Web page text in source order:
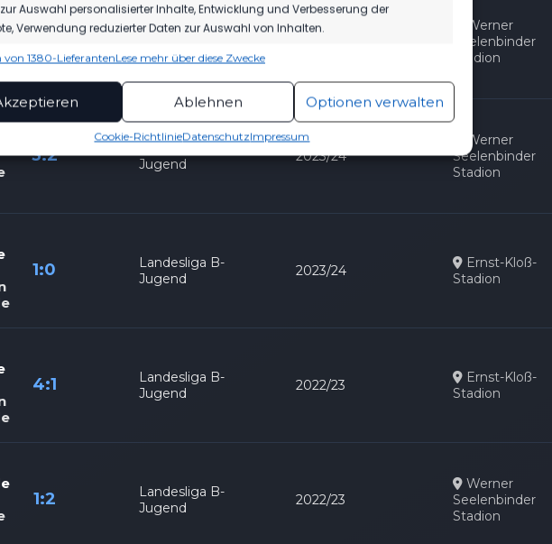
Auswahl personalisierter Inhalte, Entwicklung und Verbesserung der
Verwendung reduzierter Daten zur Auswahl von Inhalten.
und Kombination von Daten aus unterschiedlichen Quellen,
verschiedener Endgeräte, Identifikation von Endgeräten
automatisch übermittelter Informationen.
der Sicherheit, Verhinderung und
von Betrug und Fehlerbehebung,
und Anzeige von Werbung und Inhalten,
von 1380-LieferantenLese mehr über diese Zwecke
Ablehnen Optionen verwalten
Cookie-RichtlinieDatenschutzImpressum
Landesliga B-
Werner
Seelenbinder
Stadion
3:2
Landesliga B-
Jugend
2023/24
Werner
Seelenbinder
Stadion
1:0
Landesliga B-
Jugend
2023/24
Ernst-Kloß-
Stadion
4:1
Landesliga B-
Jugend
2022/23
Ernst-Kloß-
Stadion
1:2
Landesliga B-
Jugend
2022/23
Werner
Seelenbinder
Stadion